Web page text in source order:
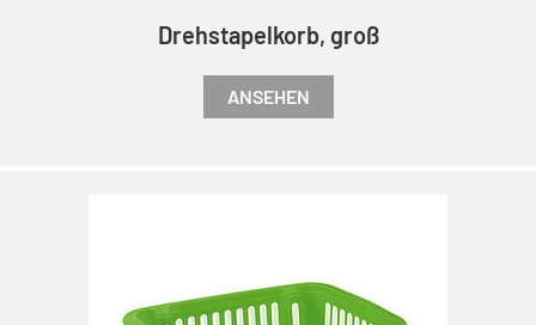
Drehstapelkorb, groß
ANSEHEN